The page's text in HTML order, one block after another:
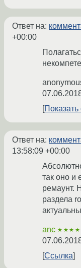
Ответ на:
+00:00
Показать
Ответ на:
13:58:09 +00:00
так оно и
ремаунт.
раздела
anc
Ссылка